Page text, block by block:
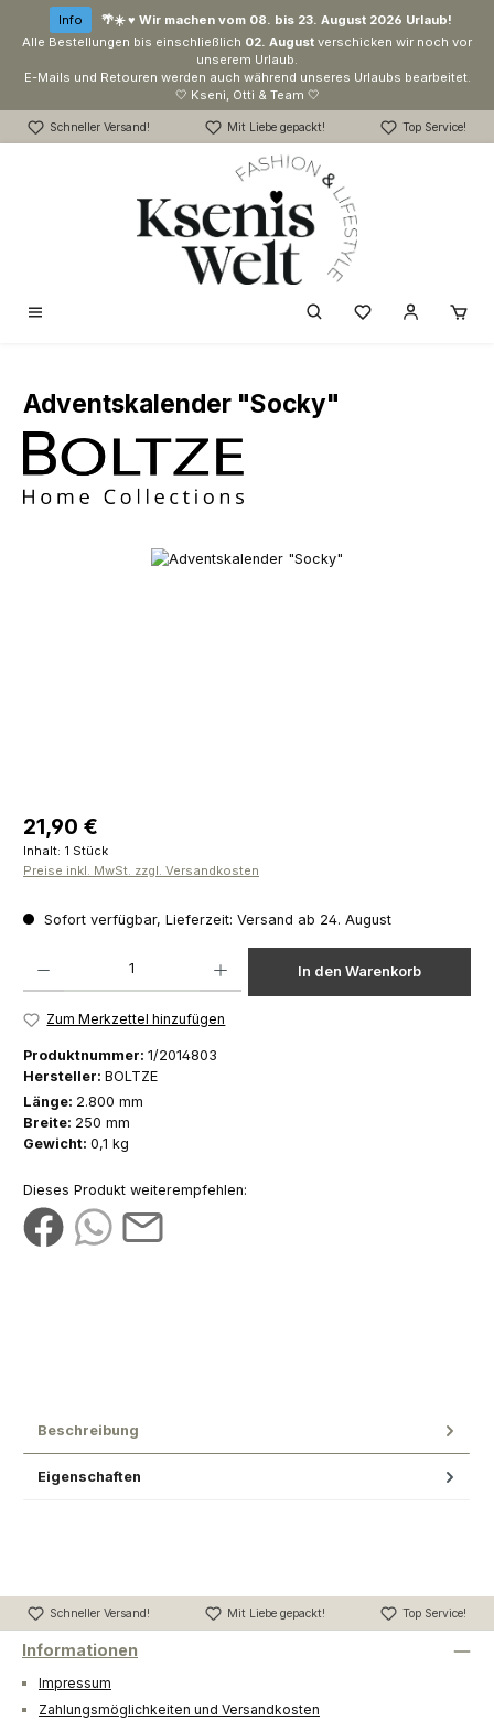
Zum Hauptinhalt springen
Info
🌴☀️ ♥ Wir machen vom 08. bis 23. August 2026 Urlaub!
Alle Bestellungen bis einschließlich 02. August verschicken wir noch vor
unserem Urlaub.
E-Mails und Retouren werden auch während unseres Urlaubs bearbeitet.
🤍 Kseni, Otti & Team 🤍
Schneller Versand! Mit Liebe gepackt! Top Service!
Du hast 0
Adventskalender "Socky"
Bildergalerie überspringen
Regulärer Preis:
21,90 €
Inhalt: 1 Stück
Preise inkl. MwSt. zzgl. Versandkosten
Sofort verfügbar, Lieferzeit: Versand ab 24. August
In den Warenkorb
Zum Merkzettel hinzufügen
Produktnummer: 1/2014803
Hersteller: BOLTZE
Länge: 2.800 mm
Breite: 250 mm
Gewicht: 0,1 kg
Dieses Produkt weiterempfehlen:
Beschreibung
Eigenschaften
Schneller Versand! Mit Liebe gepackt! Top Service!
Informationen
Impressum
Zahlungsmöglichkeiten und Versandkosten